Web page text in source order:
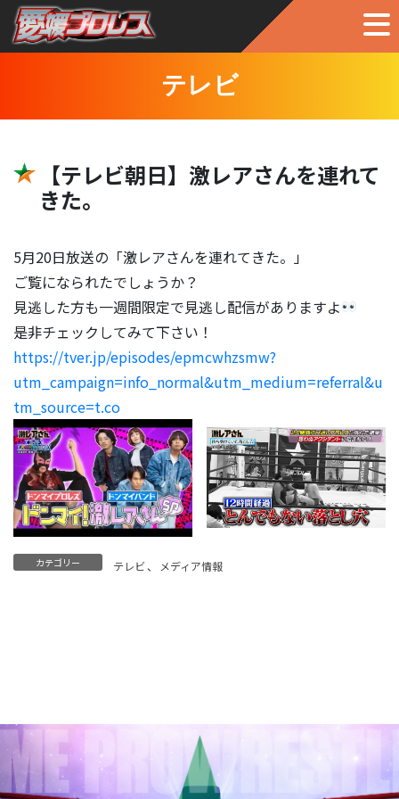
テレビ
【テレビ朝日】激レアさんを連れて
きた。
5月20日放送の「激レアさんを連れてきた。」
ご覧になられたでしょうか？
見逃した方も一週間限定で見逃し配信がありますよ
是非チェックしてみて下さい！
https://tver.jp/episodes/epmcwhzsmw?
utm_campaign=info_normal&utm_medium=referral&u
tm_source=t.co
カテゴリー テレビ、 メディア情報